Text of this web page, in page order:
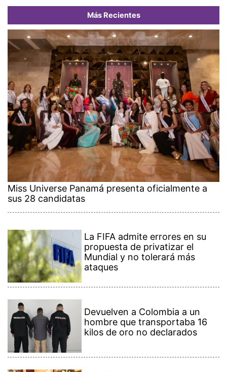
Más Recientes
Miss Universe Panamá presenta oficialmente a
sus 28 candidatas
La FIFA admite errores en su
propuesta de privatizar el
Mundial y no tolerará más
ataques
Devuelven a Colombia a un
hombre que transportaba 16
kilos de oro no declarados